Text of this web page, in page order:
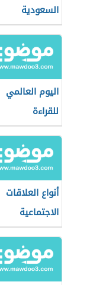
السعودية
اليوم العالمي
للقراءة
أنواع العلاقات
الاجتماعية